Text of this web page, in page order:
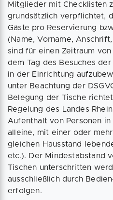
Mitglieder mit Checklisten
grundsätzlich verpflichtet,
Gäste pro Reservierung
(Name, Vorname,
sind für einen Zeitraum
dem Tag des Besuches der
in der Einrichtung
unter Beachtung der
Belegung der Tische
Regelung des Landes
Aufenthalt von Personen
alleine, mit einer oder
gleichen Hausstand
etc.). Der Mindestabstand
Tischen unterschritten
ausschließlich durch
erfolgen.